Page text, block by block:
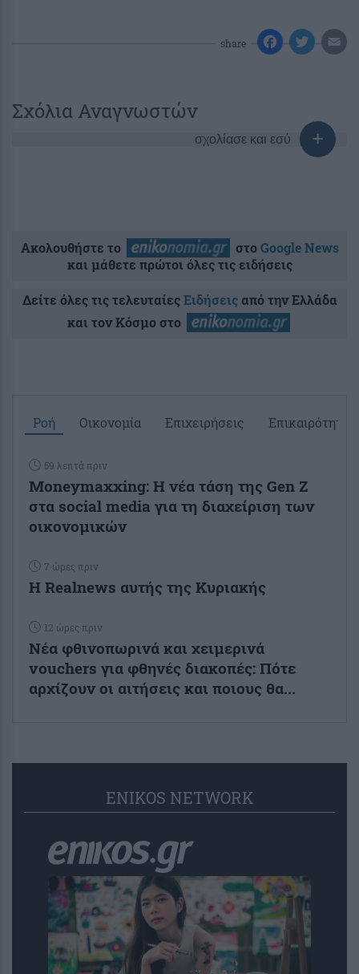
share
Σχόλια Αναγνωστών
σχολίασε και εσύ
Ακολουθήστε το στοGoogle News
και μάθετε πρώτοι όλες τις ειδήσεις
Δείτε όλες τις τελευταίεςΕιδήσειςαπό την Ελλάδα
και τον Κόσμο στο
Ροή Οικονομία Επιχειρήσεις Επικαιρότητα
59 λεπτά πριν
Moneymaxxing: Η νέα τάση της Gen Z
στα social media για τη διαχείριση των
οικονομικών
7 ώρες πριν
Η Realnews αυτής της Κυριακής
12 ώρες πριν
Νέα φθινοπωρινά και χειμερινά
vouchers για φθηνές διακοπές: Πότε
αρχίζουν οι αιτήσεις και ποιους θα...
ENIKOS NETWORK